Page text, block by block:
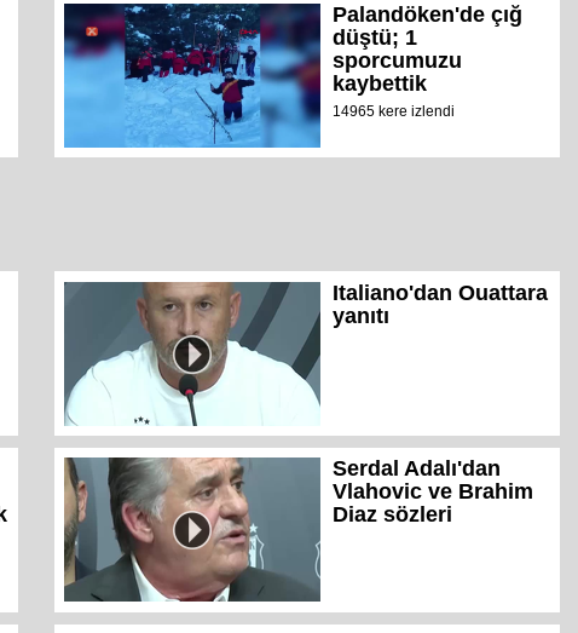
Palandöken'de çığ
düştü; 1
sporcumuzu
kaybettik
14965 kere izlendi
Italiano'dan Ouattara
yanıtı
Serdal Adalı'dan
Vlahovic ve Brahim
Diaz sözleri